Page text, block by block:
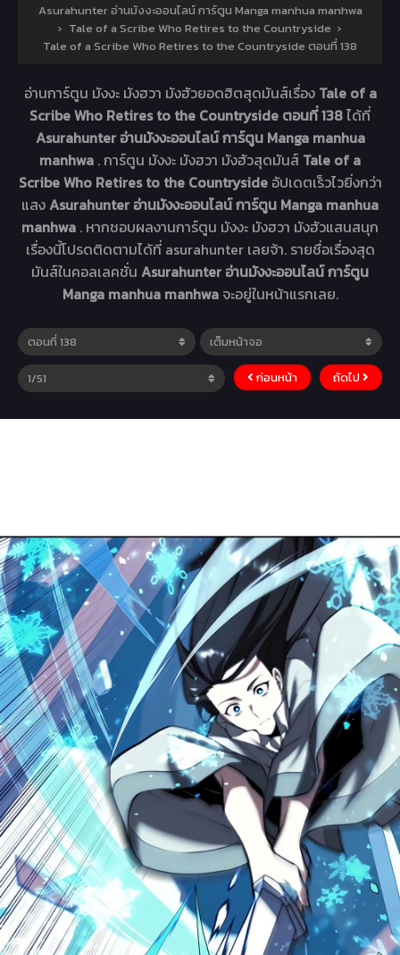
Asurahunter อ่านมังงะออนไลน์ การ์ตูน Manga manhua manhwa
› Tale of a Scribe Who Retires to the Countryside ›
Tale of a Scribe Who Retires to the Countryside ตอนที่ 138
อ่านการ์ตูน มังงะ มังฮวา มังฮัวยอดฮิตสุดมันส์เรื่อง Tale of a
Scribe Who Retires to the Countryside ตอนที่ 138ได้ที่
Asurahunter อ่านมังงะออนไลน์ การ์ตูน Manga manhua
manhwa . การ์ตูน มังงะ มังฮวา มังฮัวสุดมันส์ Tale of a
Scribe Who Retires to the Countryside อัปเดตเร็วไวยิ่งกว่า
แสงAsurahunter อ่านมังงะออนไลน์ การ์ตูน Manga manhua
manhwa . หากชอบผลงานการ์ตูน มังงะ มังฮวา มังฮัวแสนสนุก
เรื่องนี้โปรดติดตามได้ที่ asurahunter เลยจ้า. รายชื่อเรื่องสุด
มันส์ในคอลเลคชั่น Asurahunter อ่านมังงะออนไลน์ การ์ตูน
Manga manhua manhwa จะอยู่ในหน้าแรกเลย.
ก่อนหน้า ถัดไป